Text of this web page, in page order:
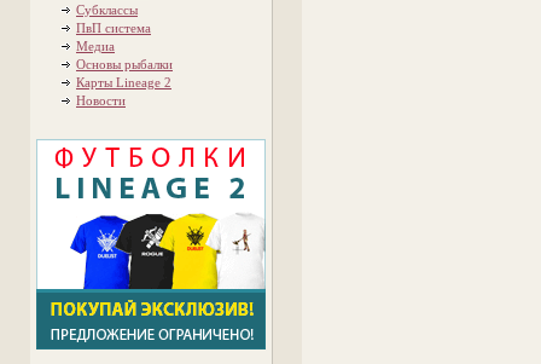
Субклассы
ПвП система
Медиа
Основы рыбалки
Карты Lineage 2
Новости